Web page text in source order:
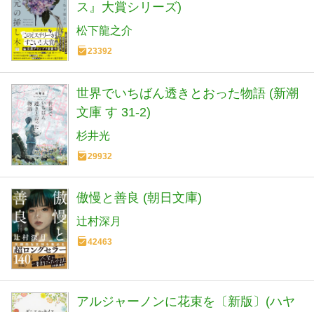
ス』大賞シリーズ)
松下龍之介
23392
世界でいちばん透きとおった物語 (新潮
文庫 す 31-2)
杉井光
29932
傲慢と善良 (朝日文庫)
辻村深月
42463
アルジャーノンに花束を〔新版〕(ハヤ